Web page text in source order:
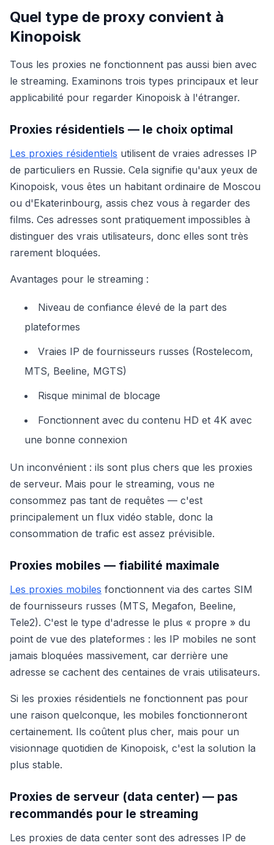
Quel type de proxy convient à
Kinopoisk
Tous les proxies ne fonctionnent pas aussi bien avec
le streaming. Examinons trois types principaux et leur
applicabilité pour regarder Kinopoisk à l'étranger.
Proxies résidentiels — le choix optimal
Les proxies résidentiels utilisent de vraies adresses IP
de particuliers en Russie. Cela signifie qu'aux yeux de
Kinopoisk, vous êtes un habitant ordinaire de Moscou
ou d'Ekaterinbourg, assis chez vous à regarder des
films. Ces adresses sont pratiquement impossibles à
distinguer des vrais utilisateurs, donc elles sont très
rarement bloquées.
Avantages pour le streaming :
Niveau de confiance élevé de la part des
plateformes
Vraies IP de fournisseurs russes (Rostelecom,
MTS, Beeline, MGTS)
Risque minimal de blocage
Fonctionnent avec du contenu HD et 4K avec
une bonne connexion
Un inconvénient : ils sont plus chers que les proxies
de serveur. Mais pour le streaming, vous ne
consommez pas tant de requêtes — c'est
principalement un flux vidéo stable, donc la
consommation de trafic est assez prévisible.
Proxies mobiles — fiabilité maximale
Les proxies mobiles fonctionnent via des cartes SIM
de fournisseurs russes (MTS, Megafon, Beeline,
Tele2). C'est le type d'adresse le plus « propre » du
point de vue des plateformes : les IP mobiles ne sont
jamais bloquées massivement, car derrière une
adresse se cachent des centaines de vrais utilisateurs.
Si les proxies résidentiels ne fonctionnent pas pour
une raison quelconque, les mobiles fonctionneront
certainement. Ils coûtent plus cher, mais pour un
visionnage quotidien de Kinopoisk, c'est la solution la
plus stable.
Proxies de serveur (data center) — pas
recommandés pour le streaming
Les proxies de data center sont des adresses IP de